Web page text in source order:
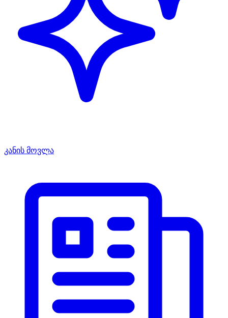
კანის მოვლა